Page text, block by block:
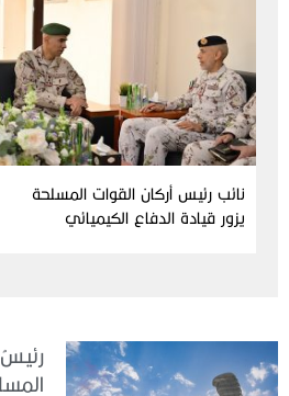
نائب رئيس أركان القوات المسلحة
يزور قيادة الدفاع الكيميائي
رئيسُ